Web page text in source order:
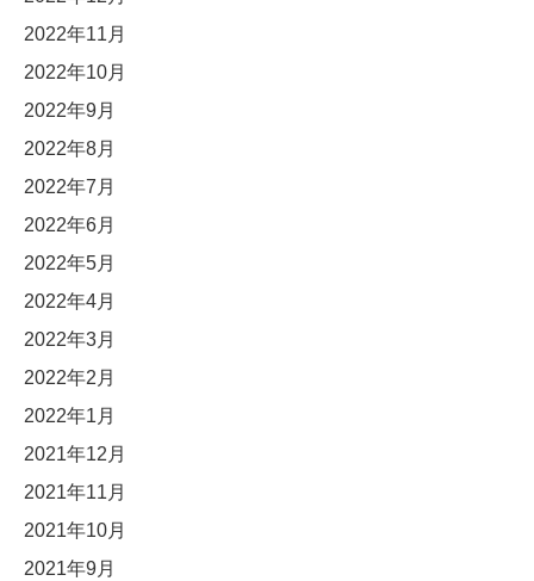
2022年11月
2022年10月
2022年9月
2022年8月
2022年7月
2022年6月
2022年5月
2022年4月
2022年3月
2022年2月
2022年1月
2021年12月
2021年11月
2021年10月
2021年9月